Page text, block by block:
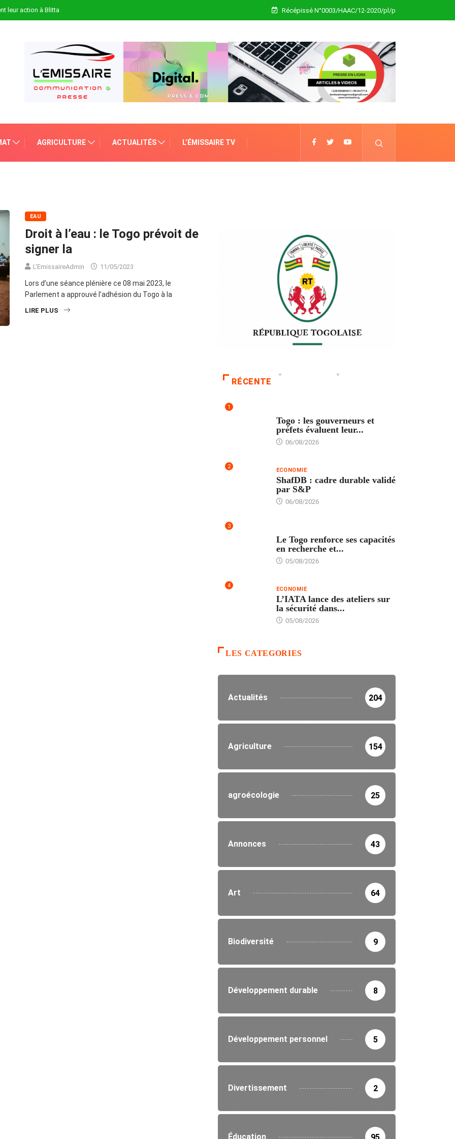
leur action à Blitta Récépissé N°0003/HAAC/12-2020/pl/p
AGRICULTURE ACTUALITÉS L’ÉMISSAIRE TV
EAU
Droit à l’eau : le Togo prévoit de
signer la
L'EmissaireAdmin 11/05/2023
Lors d’une séance plénière ce 08 mai 2023, le
Parlement a approuvé l’adhésion du Togo à la
LIRE PLUS
RÉCENTE
1
Togo : les gouverneurs et
préfets évaluent leur...
06/08/2026
2 ECONOMIE
ShafDB : cadre durable validé
par S&P
06/08/2026
3
Le Togo renforce ses capacités
en recherche et...
05/08/2026
4 ECONOMIE
L’IATA lance des ateliers sur
la sécurité dans...
05/08/2026
LES CATEGORIES
Actualités 204
Agriculture 154
agroécologie 25
Annonces 43
Art 64
Biodiversité 9
Développement durable 8
Développement personnel 5
Divertissement 2
Éducation